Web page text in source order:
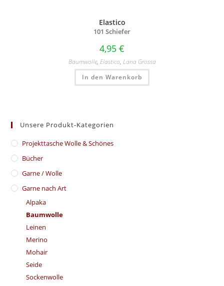
Elastico
101 Schiefer
4,95 €
Baumwolle, Elastico, Lana Grossa
In den Warenkorb
Unsere Produkt-Kategorien
​Projekttasche Wolle & Schönes
Bücher
Garne / Wolle
Garne nach Art
Alpaka
Baumwolle
Leinen
Merino
Mohair
Seide
Sockenwolle